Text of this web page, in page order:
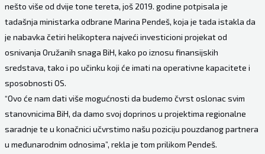
nešto više od dvije tone tereta, još 2019. godine potpisala je
tadašnja ministarka odbrane Marina Pendeš, koja je tada istakla da
je nabavka četiri helikoptera najveći investicioni projekat od
osnivanja Oružanih snaga BiH, kako po iznosu finansijskih
sredstava, tako i po učinku koji će imati na operativne kapacitete i
sposobnosti OS.
“Ovo će nam dati više mogućnosti da budemo čvrst oslonac svim
stanovnicima BiH, da damo svoj doprinos u projektima regionalne
saradnje te u konačnici učvrstimo našu poziciju pouzdanog partnera
u međunarodnim odnosima”, rekla je tom prilikom Pendeš.